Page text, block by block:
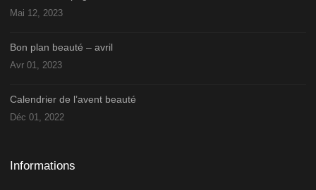
Mai 12, 2023
Bon plan beauté – avril
Avr 01, 2023
Calendrier de l’avent beauté
Déc 01, 2022
Informations